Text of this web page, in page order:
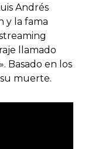
Andrés
y la fama
llamado
Basado en los
muerte.